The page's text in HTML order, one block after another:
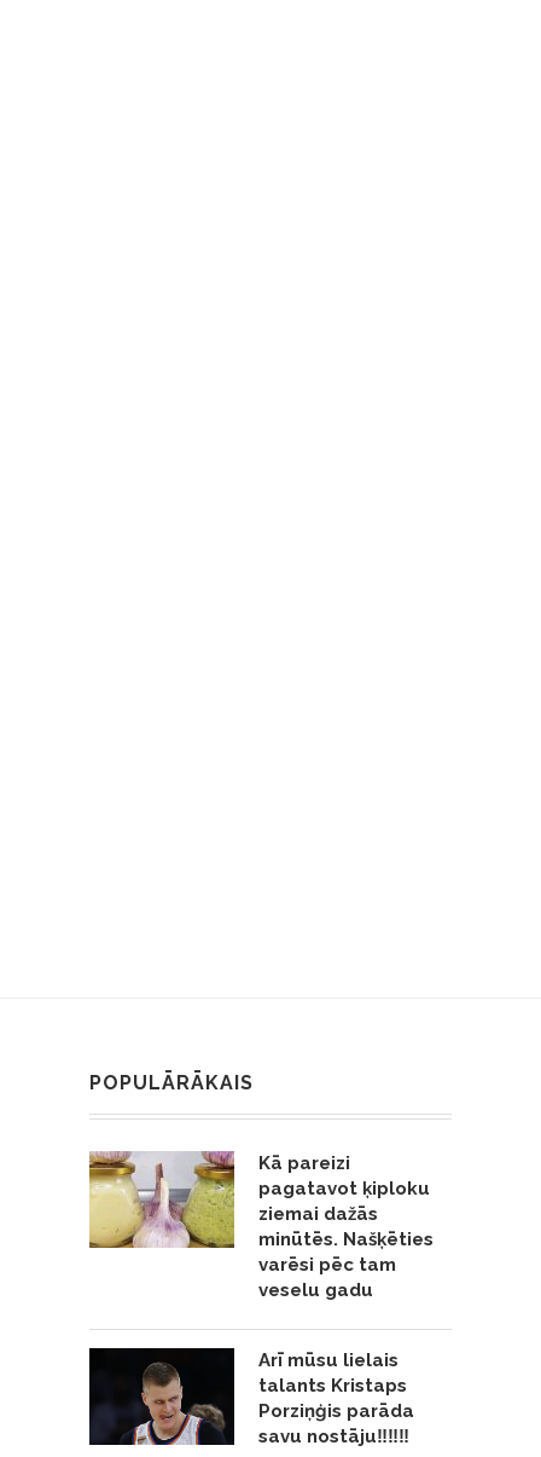
POPULĀRĀKAIS
Kā pareizi
pagatavot ķiploku
ziemai dažās
minūtēs. Našķēties
varēsi pēc tam
veselu gadu
Arī mūsu lielais
talants Kristaps
Porziņģis parāda
savu nostāju‼️‼️‼️